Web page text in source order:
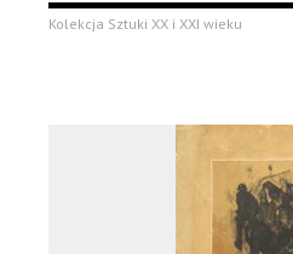
Kolekcja Sztuki XX i XXI wieku